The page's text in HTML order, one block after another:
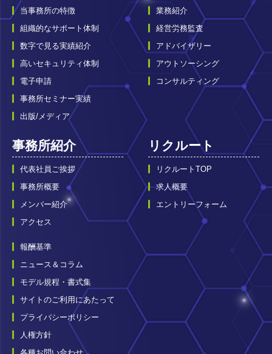
当事務所の特徴
組織的なサポート体制
数字で見る実績紹介
高いセキュリティ体制
電子申請
事務所セミナー実績
出版/メディア
業務紹介
経営労務監査
アドバイザリー
アウトソーシング
コンサルティング
事務所紹介
代表社員ご挨拶
事務所概要
メンバー紹介
アクセス
リクルート
リクルートTOP
求人概要
エントリーフォーム
報酬基準
ニュース＆コラム
モデル規程・書式集
サイトのご利用にあたって
プライバシーポリシー
人権方針